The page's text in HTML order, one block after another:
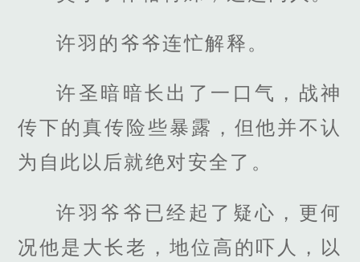
许羽的爷爷连忙解释。
许圣暗暗长出了一口气，战神
传下的真传险些暴露，但他并不认
为自此以后就绝对安全了。
许羽爷爷已经起了疑心，更何
况他是大长老，地位高的吓人，以